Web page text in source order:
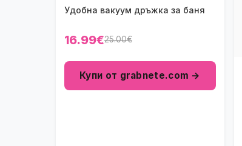
Удобна вакуум дръжка за баня
16.99€25.00€
Купи от grabnete.com →